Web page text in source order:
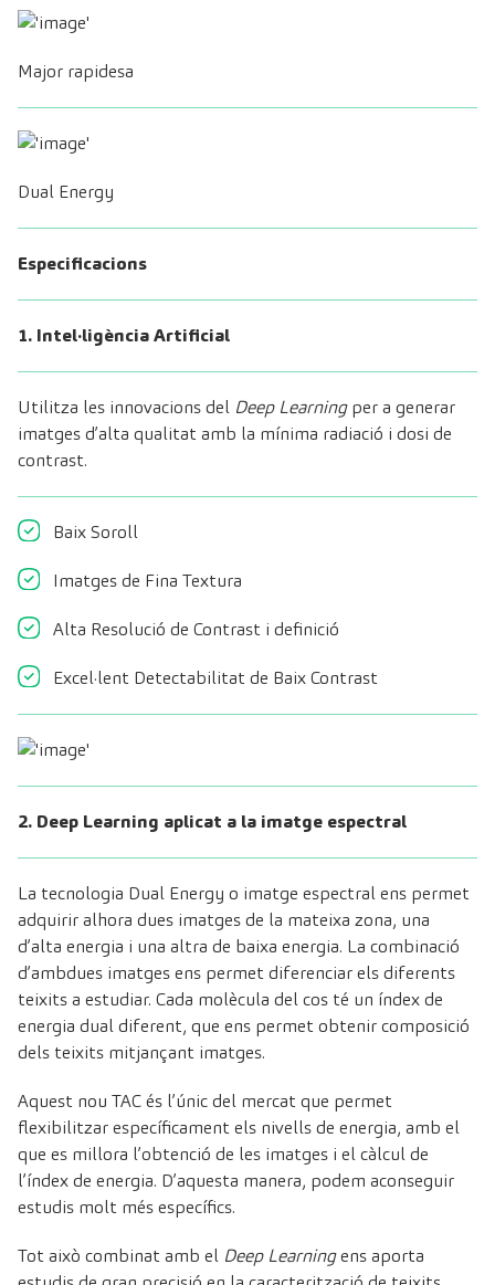
Major rapidesa
Dual Energy
Especificacions
1. Intel·ligència Artificial
Utilitza les innovacions del Deep Learningper a generar
imatges d’alta qualitat amb la mínima radiació i dosi de
contrast.
Baix Soroll
Imatges de Fina Textura
Alta Resolució de Contrast i definició
Excel·lent Detectabilitat de Baix Contrast
2. Deep Learning aplicat a la imatge espectral
La tecnologia Dual Energy o imatge espectral ens permet
adquirir alhora dues imatges de la mateixa zona, una
d’alta energia i una altra de baixa energia. La combinació
d’ambdues imatges ens permet diferenciar els diferents
teixits a estudiar. Cada molècula del cos té un índex de
energia dual diferent, que ens permet obtenir composició
dels teixits mitjançant imatges.
Aquest nou TAC és l’únic del mercat que permet
flexibilitzar específicament els nivells de energia, amb el
que es millora l’obtenció de les imatges i el càlcul de
l’índex de energia. D’aquesta manera, podem aconseguir
estudis molt més específics.
Tot això combinat amb el Deep Learningens aporta